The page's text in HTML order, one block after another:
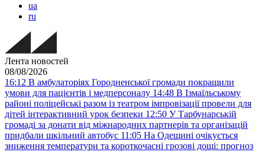
ua
ru
Лента новостей
08/08/2026
16:12 В амбулаторіях Городненської громади покращили
умови для пацієнтів і медперсоналу 14:48 В Ізмаїльському
районі поліцейські разом із театром імпровізації провели для
дітей інтерактивний урок безпеки 12:50 У Тарбунарській
громаді за донати від міжнародних партнерів та організацій
придбали шкільний автобус 11:05 На Одещині очікується
зниження температури та короткочасні грозові дощі: прогноз